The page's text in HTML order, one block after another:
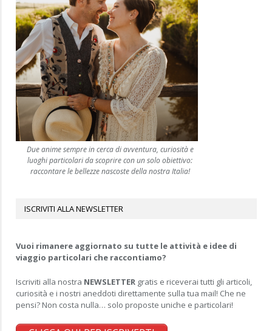
Due anime sempre in cerca di avventura, curiosità e
luoghi particolari da scoprire con un solo obiettivo:
raccontare le bellezze nascoste della nostra Italia!
ISCRIVITI ALLA NEWSLETTER
Vuoi rimanere aggiornato su tutte le attività e idee di
viaggio particolari che raccontiamo?
Iscriviti alla nostra NEWSLETTER gratis e riceverai tutti gli articoli,
curiosità e i nostri aneddoti direttamente sulla tua mail! Che ne
pensi? Non costa nulla… solo proposte uniche e particolari!